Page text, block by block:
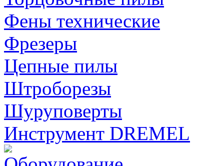
Фены технические
Фрезеры
Цепные пилы
Штроборезы
Шуруповерты
Инструмент DREMEL